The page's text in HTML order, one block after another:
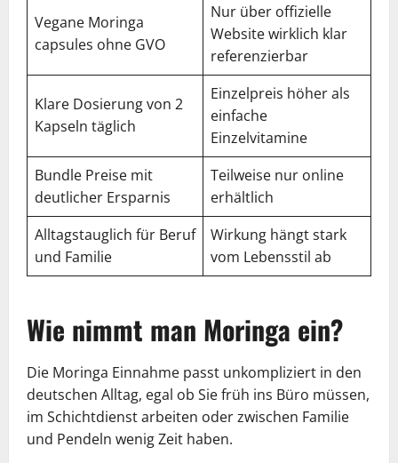
Vegane Moringa
capsules ohne GVO
Nur über offizielle
Website wirklich klar
referenzierbar
Klare Dosierung von 2
Kapseln täglich
Einzelpreis höher als
einfache
Einzelvitamine
Bundle Preise mit
deutlicher Ersparnis
Teilweise nur online
erhältlich
Alltagstauglich für Beruf
und Familie
Wirkung hängt stark
vom Lebensstil ab
Wie nimmt man Moringa ein?
Die Moringa Einnahme passt unkompliziert in den
deutschen Alltag, egal ob Sie früh ins Büro müssen,
im Schichtdienst arbeiten oder zwischen Familie
und Pendeln wenig Zeit haben.